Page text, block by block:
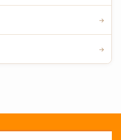
→
→